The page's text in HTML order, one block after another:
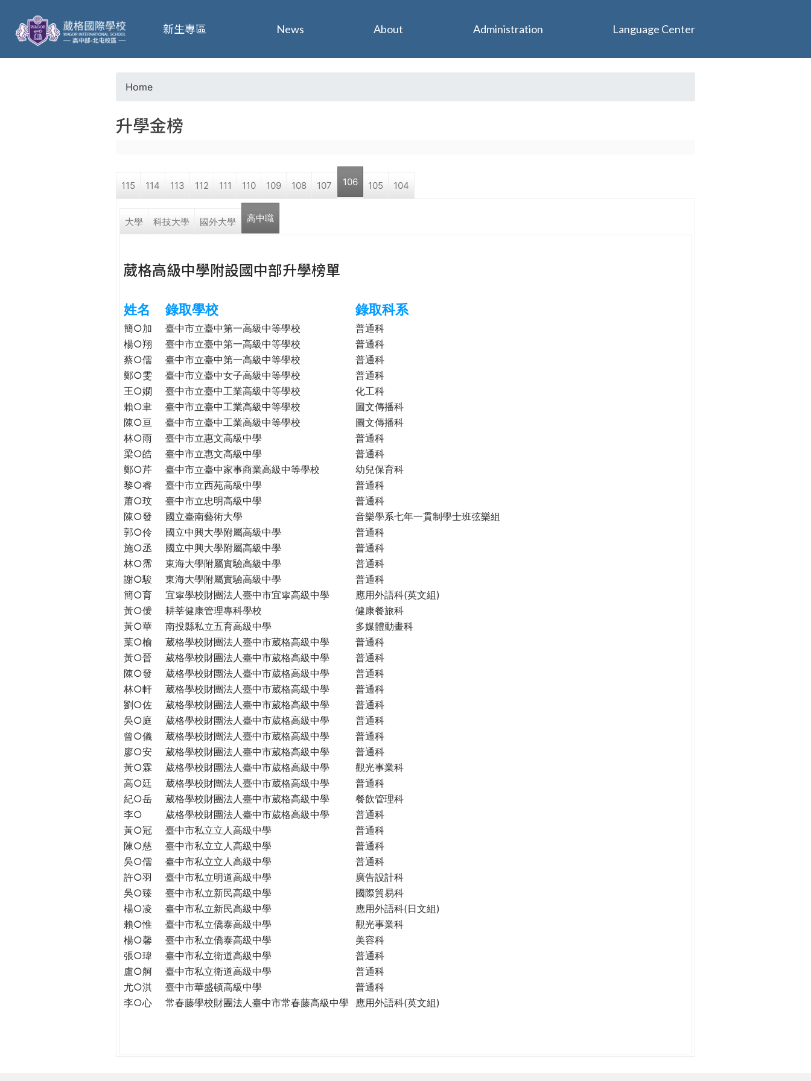
葳
格
o
a
r
h
e
r
e
Home
升學金榜
115 114 113 112 111 110 109 108 107 106 105 104
大學 科技大學 國外大學 高中職
葳格高級中學附設國中部升學榜單
姓名 錄取學校 錄取科系
簡○加 臺中市立臺中第一高級中等學校
普通科
楊○翔
臺中市立臺中第一高級中等學校
普通科
蔡○儒
臺中市立臺中第一高級中等學校
普通科
鄭○雯
臺中市立臺中女子高級中等學校
普通科
王○嫻
臺中市立臺中工業高級中等學校
化工科
賴○聿
臺中市立臺中工業高級中等學校
圖文傳播科
陳○亘
臺中市立臺中工業高級中等學校
圖文傳播科
林○雨
臺中市立惠文高級中學
普通科
梁○皓
臺中市立惠文高級中學
普通科
鄭○芹
臺中市立臺中家事商業高級中等學校
幼兒保育科
黎○睿
臺中市立西苑高級中學
普通科
蕭○玟
臺中市立忠明高級中學
普通科
陳○發
國立臺南藝術大學
音樂學系七年一貫制學士班弦樂組
郭○伶
國立中興大學附屬高級中學
普通科
施○丞
國立中興大學附屬高級中學
普通科
林○霈
東海大學附屬實驗高級中學
普通科
謝○駿
東海大學附屬實驗高級中學
普通科
簡○育
宜寧學校財團法人臺中市宜寧高級中學
應用外語科(英文組)
黃○僾
耕莘健康管理專科學校
健康餐旅科
黃○華
南投縣私立五育高級中學
多媒體動畫科
葉○榆
葳格學校財團法人臺中市葳格高級中學
普通科
黃○晉
葳格學校財團法人臺中市葳格高級中學
普通科
陳○發
葳格學校財團法人臺中市葳格高級中學
普通科
林○軒
葳格學校財團法人臺中市葳格高級中學
普通科
劉○佐
葳格學校財團法人臺中市葳格高級中學
普通科
吳○庭
葳格學校財團法人臺中市葳格高級中學
普通科
曾○儀
葳格學校財團法人臺中市葳格高級中學
普通科
廖○安
葳格學校財團法人臺中市葳格高級中學
普通科
黃○霖
葳格學校財團法人臺中市葳格高級中學
觀光事業科
高○廷
葳格學校財團法人臺中市葳格高級中學
普通科
紀○岳
葳格學校財團法人臺中市葳格高級中學
餐飲管理科
李○
葳格學校財團法人臺中市葳格高級中學
普通科
黃○冠
臺中市私立立人高級中學
普通科
陳○慈
臺中市私立立人高級中學
普通科
吳○儒
臺中市私立立人高級中學
普通科
許○羽
臺中市私立明道高級中學
廣告設計科
吳○臻
臺中市私立新民高級中學
國際貿易科
楊○凌
臺中市私立新民高級中學
應用外語科(日文組)
賴○惟
臺中市私立僑泰高級中學
觀光事業科
楊○馨
臺中市私立僑泰高級中學
美容科
張○瑋
臺中市私立衛道高級中學
普通科
盧○舸
臺中市私立衛道高級中學
普通科
尤○淇
臺中市華盛頓高級中學
普通科
李○心
常春藤學校財團法人臺中市常春藤高級中學 應用外語科(英文組)
新生專區 News About Administration Language Center